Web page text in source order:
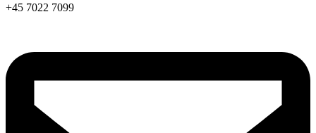
+45 7022 7099